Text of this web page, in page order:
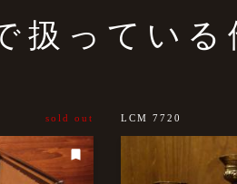
扱っている
sold out LCM 7720